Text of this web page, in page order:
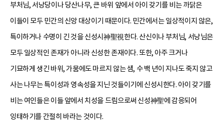
부처님, 서낭당이나 당산나무, 큰 바위 앞에서 아이 갖기를 비는 까닭은
이들이 모두 민간의 신앙 대상이기 때문이다. 민간에서는 일상적이지 않은,
특이하거나 수명이 긴 것을 신성시神聖視한다. 산신이나 부처님, 서낭님은
모두 일상적인 존재가 아니라 신성한 존재이다. 또한, 아주 크거나
기묘하게 생긴 바위, 가뭄에도 마르지 않는 샘, 수 백 년이 지나도 죽지 않고
사는 나무는 특이성과 영속성을 지닌 것들이기에 신성시한다. 아이 갖기를
비는 여인들은 이들 앞에서 치성을 드림으로써 신성神聖에 감응되어
잉태하기를 간절히 바라는 것이다.